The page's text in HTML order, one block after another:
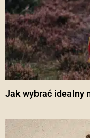
Jak wybrać idealny